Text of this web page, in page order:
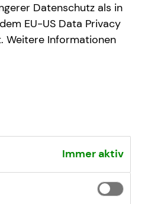
Datenschutz als in
EU-US Data Privacy
Weitere Informationen
Immer aktiv